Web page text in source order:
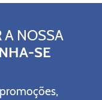
A NOSSA
SE